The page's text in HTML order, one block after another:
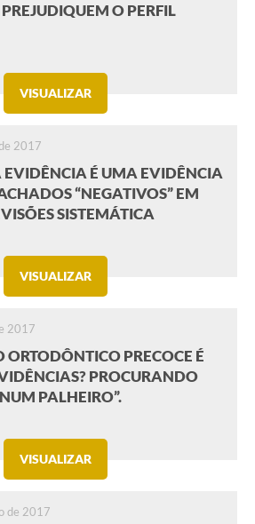
O PERFIL
VISUALIZAR
2017
É UMA EVIDÊNCIA
“NEGATIVOS” EM
SISTEMÁTICA
VISUALIZAR
2017
PRECOCE É
PROCURANDO
PALHEIRO”.
VISUALIZAR
de 2017